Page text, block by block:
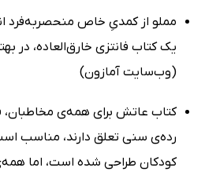
مملو از کمدیِ خاص
یک کتاب فانتزی خارق‌العاده،
(وب‌سایت آمازون)
کتاب عاتش برای همه‌ی مخاطبان،
رده‌ی سنی تعلق دارند، مناسب
کودکان طراحی شده است، اما